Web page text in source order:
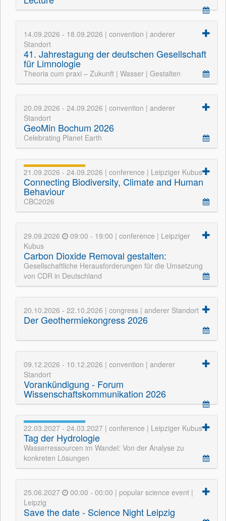
14.09.2026 - 18.09.2026 | convention | anderer
Standort
41. Jahrestagung der deutschen Gesellschaft
für Limnologie
Theoria cum praxi – Zukunft | Wasser | Gestalten
20.09.2026 - 24.09.2026 | convention | anderer
Standort
GeoMin Bochum 2026
Celebrating Planet Earth
21.09.2026 - 24.09.2026 | conference | Leipziger Kubus
Connecting Biodiversity, Climate and Human
Behaviour
CBC2026
29.09.2026
09:00 - 19:00 | conference | Leipziger
Kubus
Carbon Dioxide Removal gestalten:
Gesellschaftliche Herausforderungen für die Umsetzung
von CDR in Deutschland
20.10.2026 - 22.10.2026 | congress | anderer Standort
Der Geothermiekongress 2026
09.12.2026 - 10.12.2026 | convention | anderer
Standort
Vorankündigung - Forum
Wissenschaftskommunikation 2026
22.03.2027 - 24.03.2027 | conference | Leipziger Kubus
Tag der Hydrologie
Wasserressourcen im Wandel: Von der Analyse zu
konkreten Lösungen
25.06.2027
00:00 - 00:00 | popular science event |
Leipzig
Save the date - Science Night Leipzig